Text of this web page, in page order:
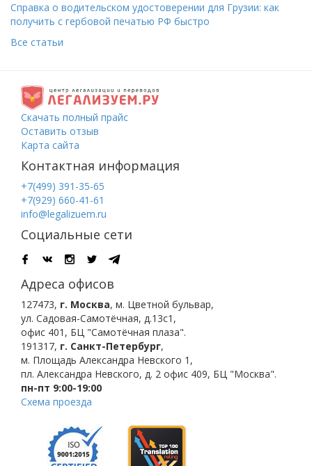
Справка о водительском удостоверении для Грузии: как
получить с гербовой печатью РФ быстро
Все статьи
Скачать полный прайс
Оставить отзыв
Карта сайта
Контактная информация
+7(499) 391-35-65
+7(929) 660-41-61
info@legalizuem.ru
Социальные сети
Адреса офисов
127473, г. Москва, м. Цветной бульвар,
ул. Садовая-Самотёчная, д.13с1,
офис 401, БЦ "Самотёчная плаза".
191317, г. Санкт-Петербург,
м. Площадь Александра Невского 1 ,
пл. Александра Невского, д. 2 офис 409, БЦ "Москва".
пн-пт 9:00-19:00
Схема проезда